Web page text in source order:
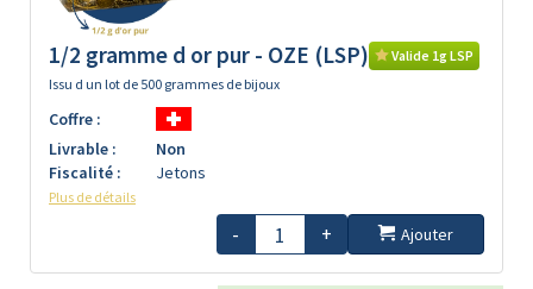
1/2 gramme d or pur - OZE (LSP)
Valide 1g LSP
Issu d un lot de 500 grammes de bijoux
Coffre :
Livrable :
Non
Fiscalité :
Jetons
Plus de détails
- + Ajouter